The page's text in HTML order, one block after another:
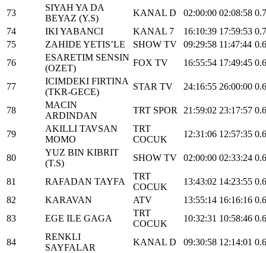
73
SIYAH YA DA
BEYAZ (Y.S)
KANAL D 02:00:00 02:08:58
74
IKI YABANCI KANAL 7 16:10:39 17:59:53
75
ZAHIDE YETIS’LE SHOW TV 09:29:58 11:47:44
76
ESARETIM SENSIN
(OZET)
FOX TV 16:55:54 17:49:45
77
ICIMDEKI FIRTINA
(TKR-GECE)
STAR TV 24:16:55 26:00:00
78
MACIN
ARDINDAN
TRT SPOR 21:59:02 23:17:57
79
AKILLI TAVSAN
MOMO
TRT
COCUK
12:31:06 12:57:35
80
YUZ BIN KIBRIT
(T.S)
SHOW TV 02:00:00 02:33:24
81 RAFADAN TAYFA
TRT
COCUK
13:43:02 14:23:55
82
KARAVAN ATV 13:55:14 16:16:16
83
EGE ILE GAGA
TRT
COCUK
10:32:31 10:58:46
84
RENKLI
SAYFALAR
KANAL D 09:30:58 12:14:01